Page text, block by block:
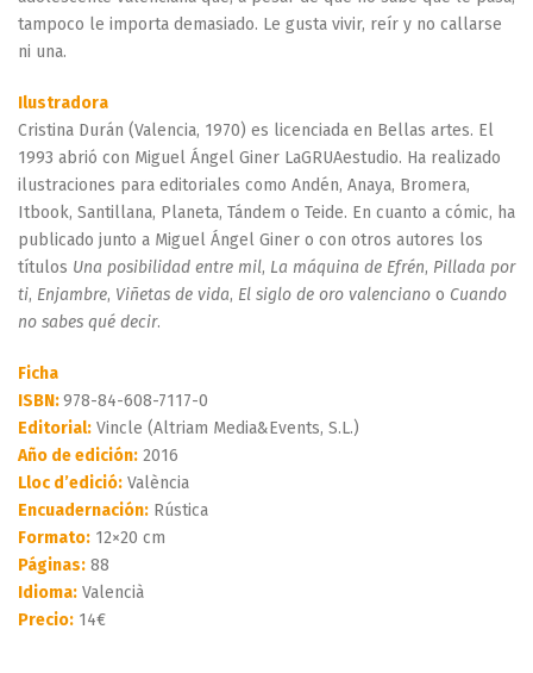
tampoco le importa demasiado. Le gusta vivir, reír y no callarse
ni una.
Ilustradora
Cristina Durán (Valencia, 1970) es licenciada en Bellas artes. El
1993 abrió con Miguel Ángel Giner LaGRUAestudio. Ha realizado
ilustraciones para editoriales como Andén, Anaya, Bromera,
Itbook, Santillana, Planeta, Tándem o Teide. En cuanto a cómic, ha
publicado junto a Miguel Ángel Giner o con otros autores los
títulos Una posibilidad entre mil, La máquina de Efrén, Pillada por
ti, Enjambre, Viñetas de vida, El siglo de oro valenciano o Cuando
no sabes qué decir.
Ficha
ISBN:978-84-608-7117-0
Editorial: Vincle (Altriam Media&Events, S.L.)
Año de edición: 2016
Lloc d’edició: València
Encuadernación: Rústica
Formato: 12×20 cm
Páginas: 88
Idioma: Valencià
Precio: 14€